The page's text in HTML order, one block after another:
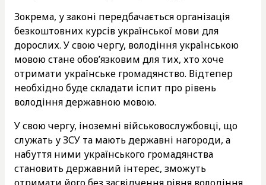
Зокрема, у законі передбачається організація
безкоштовних курсів української мови для
дорослих. У свою чергу, володіння українською
мовою стане обов’язковим для тих, хто хоче
отримати українське громадянство. Відтепер
необхідно буде складати іспит про рівень
володіння державною мовою.
У свою чергу, іноземні військовослужбовці, що
служать у ЗСУ та мають державні нагороди, а
набуття ними українського громадянства
становить державний інтерес, зможуть
отримати його без засвідчення рівня володіння